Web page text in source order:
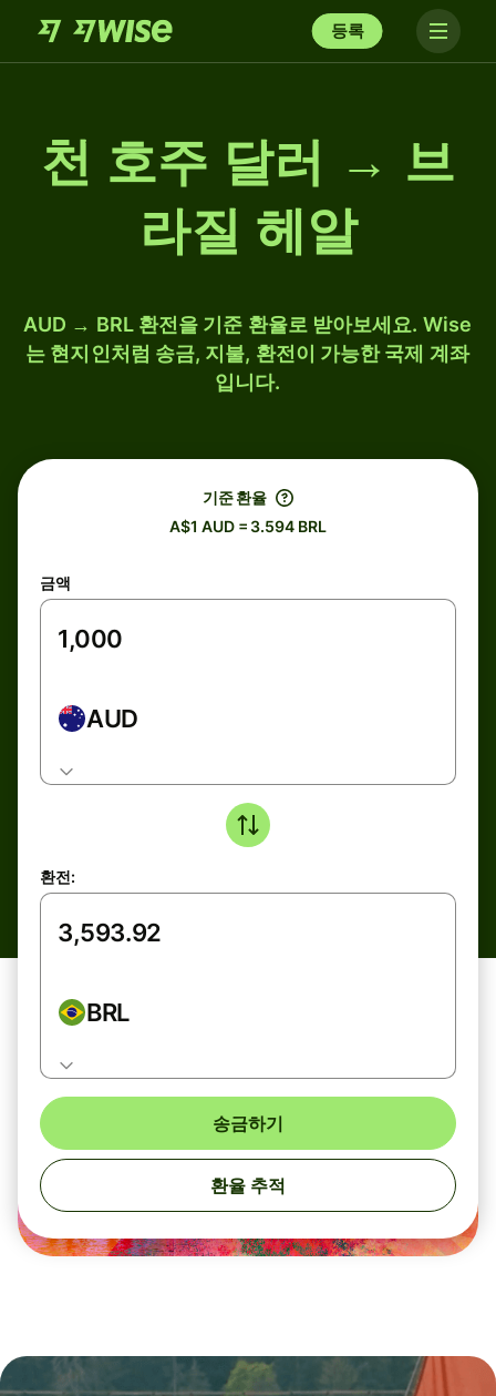
등록
천 호주 달러 → 브
라질 헤알
AUD → BRL 환전을 기준 환율로 받아보세요. Wise
는 현지인처럼 송금, 지불, 환전이 가능한 국제 계좌
입니다.
기준 환율
A$1 AUD = 3.594 BRL
금액
AUD
환전:
BRL
송금하기
환율 추적